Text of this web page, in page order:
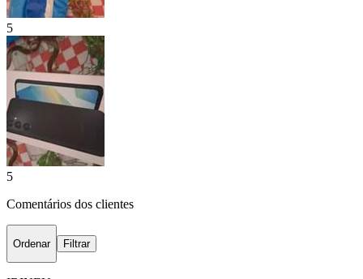
5
5
Comentários dos clientes
Ordenar Filtrar